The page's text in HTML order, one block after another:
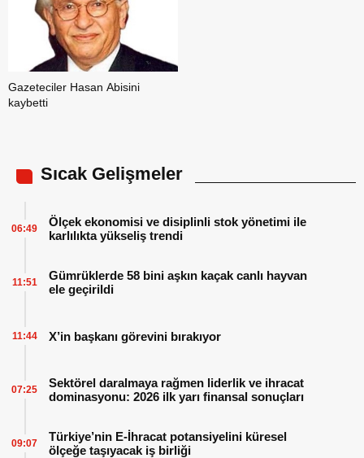
Gazeteciler Hasan Abisini
kaybetti
Sıcak Gelişmeler
Ölçek ekonomisi ve disiplinli stok yönetimi ile
karlılıkta yükseliş trendi
06:49
Gümrüklerde 58 bini aşkın kaçak canlı hayvan
ele geçirildi
11:51
X’in başkanı görevini bırakıyor
11:44
Sektörel daralmaya rağmen liderlik ve ihracat
dominasyonu: 2026 ilk yarı finansal sonuçları
07:25
Türkiye’nin E-İhracat potansiyelini küresel
ölçeğe taşıyacak iş birliği
09:07